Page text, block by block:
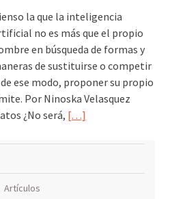
la que la inteligencia
no es más que el propio
en búsqueda de formas y
de sustituirse o competir
de ese modo, proponer su propio
Por Ninoska Velasquez
¿No será, […]
Artículos